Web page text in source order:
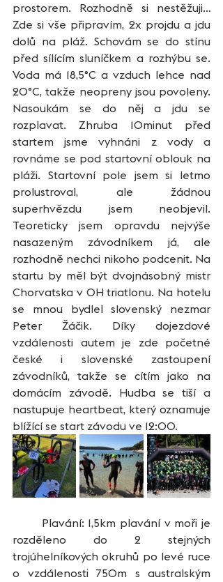
prostorem. Rozhodně si nestěžuji…
Zde si vše připravím, 2x projdu a jdu
dolů na pláž. Schovám se do stínu
před sílícím sluníčkem a rozhýbu se.
Voda má 18,5°C a vzduch lehce nad
20°C, takže neopreny jsou povoleny.
Nasoukám se do něj a jdu se
rozplavat. Zhruba 10minut před
startem jsme vyhnáni z vody a
rovnáme se pod startovní oblouk na
pláži. Startovní pole jsem si letmo
prolustroval, ale žádnou
superhvězdu jsem neobjevil.
Teoreticky jsem opravdu nejvýše
nasazeným závodníkem já, ale
rozhodně nechci nikoho podcenit. Na
startu by měl být dvojnásobný mistr
Chorvatska v OH triatlonu. Na hotelu
se mnou bydlel slovenský nezmar
Peter Žáčik. Díky dojezdové
vzdálenosti autem je zde početné
české i slovenské zastoupení
závodníků, takže se cítím jako na
domácím závodě. Hudba se tiší a
nastupuje heartbeat, který oznamuje
blížící se start závodu ve 12:00.
rozděleno do 2 stejných
trojúhelníkových okruhů po levé ruce
o vzdálenosti 750m s australským